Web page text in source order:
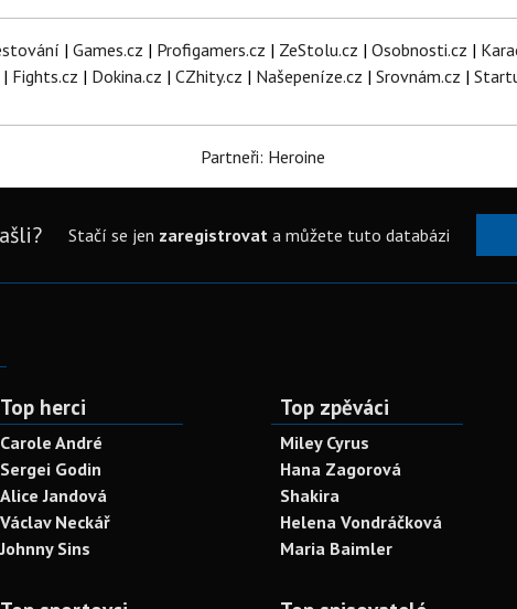
| Games.cz | Profigamers.cz | ZeStolu.cz | Osobnosti.cz |
| Fights.cz | Dokina.cz | CZhity.cz | Našepeníze.cz | Srovnám.cz |
Partneři: Heroine
Stačí se jen zaregistrovata můžete tuto databázi
Top herci
Carole André
Sergei Godin
Alice Jandová
Václav Neckář
Johnny Sins
Top zpěváci
Miley Cyrus
Hana Zagorová
Shakira
Helena Vondráčková
Maria Baimler